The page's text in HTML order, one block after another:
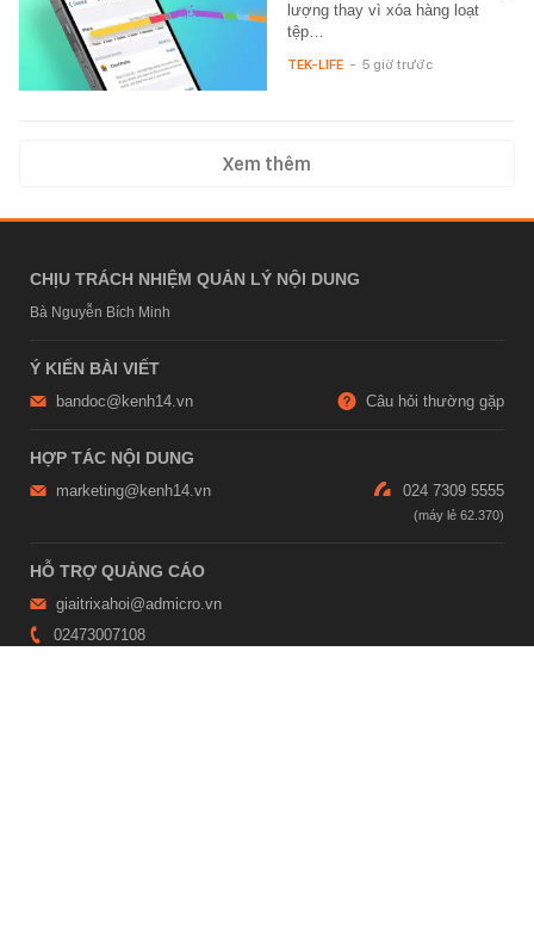
lượng thay vì xóa hàng loạt
tệp…
TEK-LIFE - 5 giờ trước
Xem thêm
CHỊU TRÁCH NHIỆM QUẢN LÝ NỘI DUNG
Bà Nguyễn Bích Minh
Ý KIẾN BÀI VIẾT
bandoc@kenh14.vn Câu hỏi thường gặp
HỢP TÁC NỘI DUNG
marketing@kenh14.vn 024 7309 5555
HỖ TRỢ QUẢNG CÁO
giaitrixahoi@admicro.vn
02473007108